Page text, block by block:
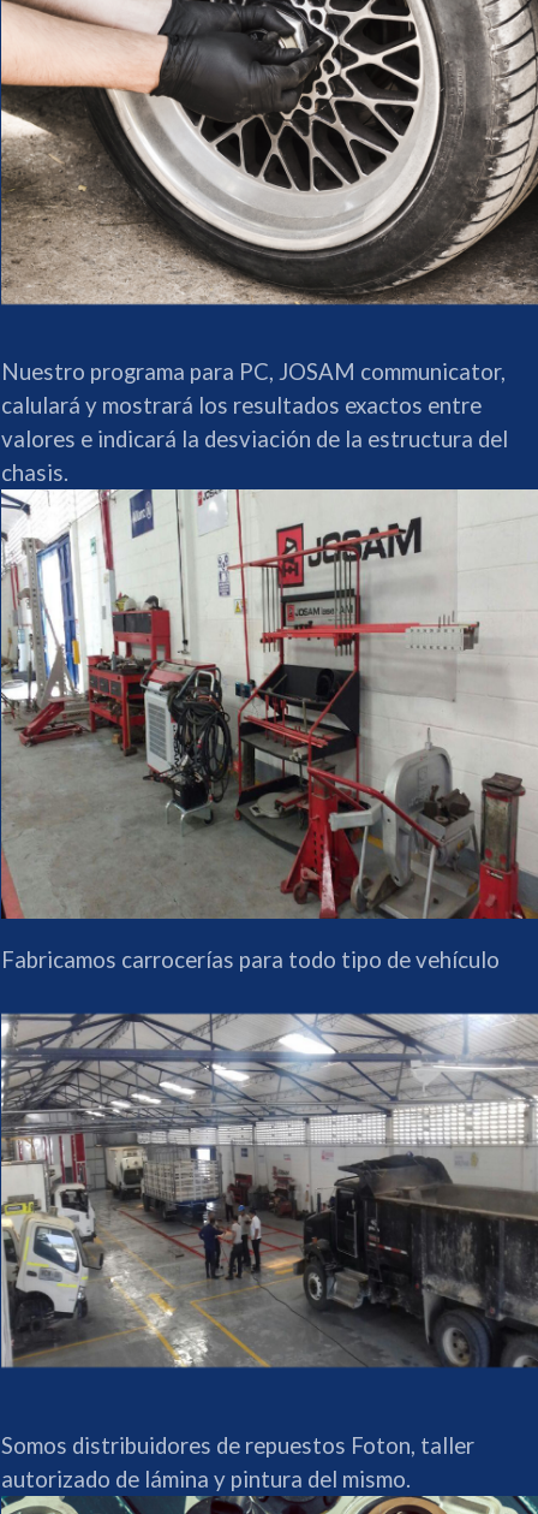
Nuestro programa para PC, JOSAM communicator,
calulará y mostrará los resultados exactos entre
valores e indicará la desviación de la estructura del
chasis.
Fabricamos carrocerías para todo tipo de vehículo
Somos distribuidores de repuestos Foton, taller
autorizado de lámina y pintura del mismo.